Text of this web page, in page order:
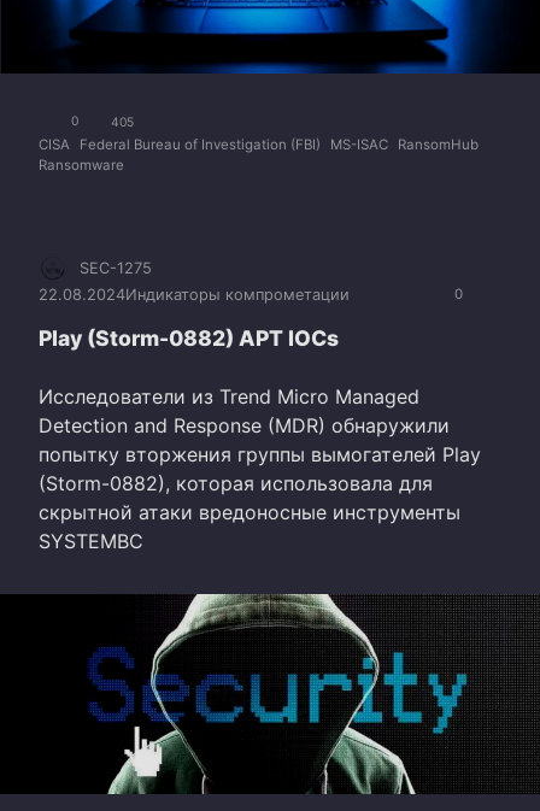
0 405
CISA Federal Bureau of Investigation (FBI) MS-ISAC
RansomHub
Ransomware
0
SEC-1275
22.08.2024Индикаторы компрометации
Play (Storm-0882) APT IOCs
Исследователи из Trend Micro Managed
Detection and Response (MDR) обнаружили
попытку вторжения группы вымогателей Play
(Storm-0882), которая использовала для
скрытной атаки вредоносные инструменты
SYSTEMBC